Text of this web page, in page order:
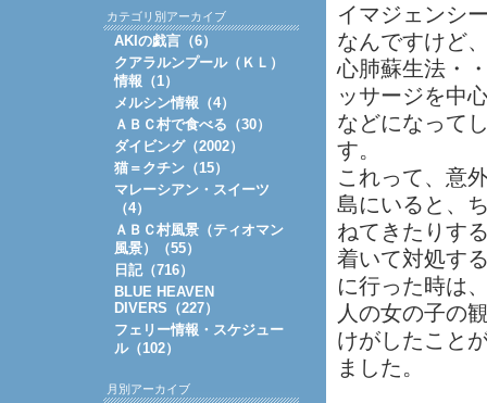
イマジェンシ
なんですけど
心肺蘇生法・
ッサージを中
などになって
す。
これって、意
島にいると、
ねてきたりす
着いて対処す
に行った時は
人の女の子の
けがしたこと
ました。
カテゴリ別アーカイブ
AKIの戯言（6）
クアラルンプール（ＫＬ）
情報（1）
メルシン情報（4）
ＡＢＣ村で食べる（30）
ダイビング（2002）
猫＝クチン（15）
マレーシアン・スイーツ
（4）
ＡＢＣ村風景（ティオマン
風景）（55）
日記（716）
BLUE HEAVEN
DIVERS（227）
フェリー情報・スケジュー
ル（102）
月別アーカイブ